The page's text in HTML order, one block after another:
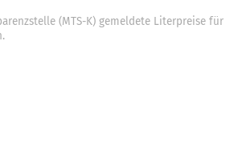
(MTS-K) gemeldete Literpreise für